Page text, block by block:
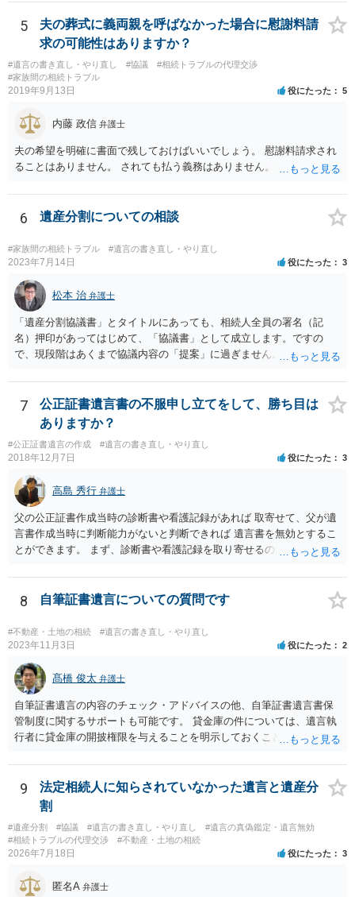
ません。 遺言執行者に就任し、遺言執行が完了したときの報酬だけ、
弁護士費用としてかかります。 ・亡くなった際に、法務局に預けた自
筆証書遺言の存在を親族がなかったものにされる可能性 ⇒自筆の遺言
書を法務局に保管した場合、死亡後、法務局に遺言書の有無を照会す
ることになりますので、「法務局に預けた自筆証書遺言の存在を親族
がなかったもの」にすることはできません。 存在をなかったものにす
がありえますが、その予防方法は、遺言者と面談してみないと判断が
難しいです。
5
夫の葬式に義両親を呼ばなかった場合に慰謝料請
求の可能性はありますか？
#遺言の書き直し・やり直し #協議
#相続トラブルの代理交渉
#家族間の相続トラブル
2019年9月13日 役にたった 5
内藤 政信 弁護士
夫の希望を明確に書面で残しておけばいいでしょう。 慰謝料請求され
ることはありません。 されても払う義務はありません。
6 遺産分割についての相談
#家族間の相続トラブル #遺言の書き直し・やり直し
2023年7月14日 役にたった 3
松本 治 弁護士
「遺産分割協議書」とタイトルにあっても、相続人全員の署名（記
名）押印があってはじめて、「協議書」として成立します。ですの
で、現段階はあくまで協議内容の「提案」に過ぎません。 納得がいか
成立となります。その場合、成立させたい相続人が、家庭裁判所に遺
産分割調停を申し立てなければなりません。 なお、弁護士の送付状
は、通常、相続人全員分の（本件であれば４通の）「遺産分割協議
書」を作成するところ、１通だけの作成にとどめる理由が書かれてい
るものです。
7
公正証書遺言書の不服申し立てをして、勝ち目は
ありますか？
#公正証書遺言の作成 #遺言の書き直し・やり直し
2018年12月7日 役にたった 3
高島 秀行 弁護士
父の公正証書作成当時の診断書や看護記録があれば 取寄せて、父が遺
言書作成当時に判断能力がないと判断できれば 遺言書を無効とするこ
とができます。 まず、診断書や看護記録を取り寄せるのが重要となり
いと思います。
8 自筆証書遺言についての質問です
#不動産・土地の相続 #遺言の書き直し・やり直し
2023年11月3日 役にたった 2
髙橋 俊太 弁護士
自筆証書遺言の内容のチェック・アドバイスの他、自筆証書遺言書保
管制度に関するサポートも可能です。 貸金庫の件については、遺言執
行者に貸金庫の開披権限を与えることを明示しておくことでクリアで
9
法定相続人に知らされていなかった遺言と遺産分
割
#遺産分割 #協議 #遺言の書き直し・やり直し
#遺言の真偽鑑定・遺言無効
#相続トラブルの代理交渉
#不動産・土地の相続
2026年7月18日 役にたった 3
匿名A 弁護士